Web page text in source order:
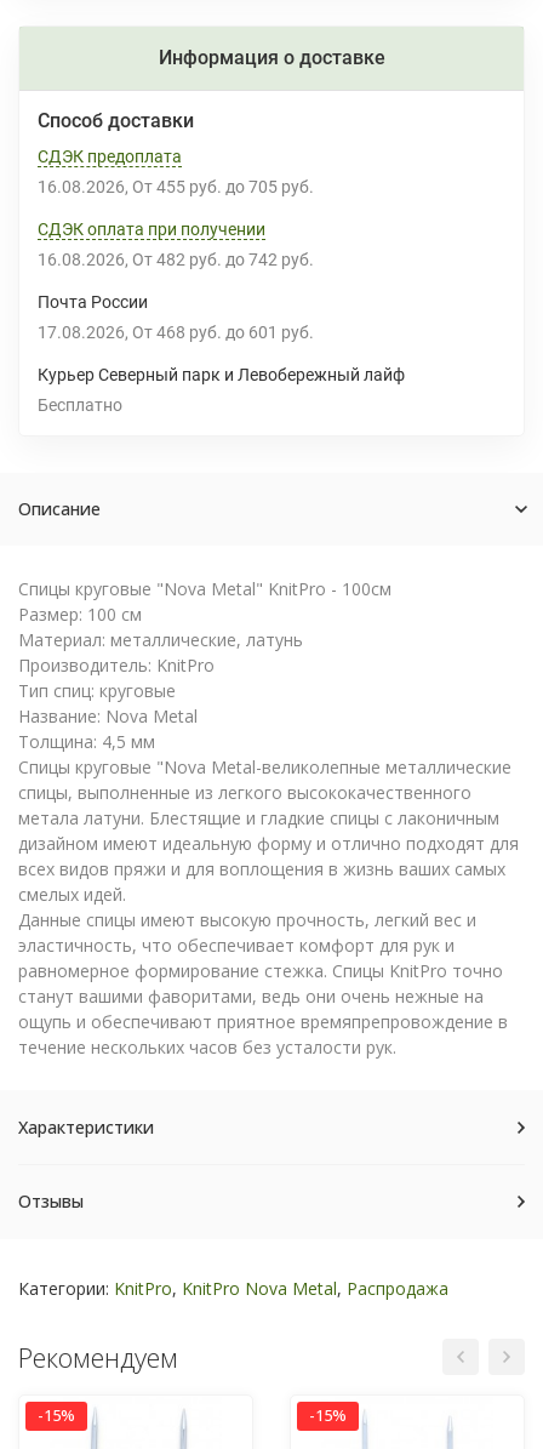
Информация о доставке
Способ доставки
СДЭК предоплата
16.08.2026 От 455 руб. до 705 руб.
СДЭК оплата при получении
16.08.2026 От 482 руб. до 742 руб.
Почта России
17.08.2026 От 468 руб. до 601 руб.
Курьер Северный парк и Левобережный лайф
Бесплатно
Описание
Спицы круговые "Nova Metal" KnitPro - 100см
Размер: 100 см
Материал: металлические, латунь
Производитель: KnitPro
Тип спиц: круговые
Название: Nova Metal
Толщина: 4,5 мм
Спицы круговые "Nova Metal-великолепные металлические
спицы, выполненные из легкого высококачественного
метала латуни. Блестящие и гладкие спицы с лаконичным
дизайном имеют идеальную форму и отлично подходят для
всех видов пряжи и для воплощения в жизнь ваших самых
смелых идей.
Данные спицы имеют высокую прочность, легкий вес и
эластичность, что обеспечивает комфорт для рук и
равномерное формирование стежка. Спицы KnitPro точно
станут вашими фаворитами, ведь они очень нежные на
ощупь и обеспечивают приятное времяпрепровождение в
течение нескольких часов без усталости рук.
Характеристики
Отзывы
Категории: KnitPro, KnitPro Nova Metal, Распродажа
Рекомендуем
-15% -15%